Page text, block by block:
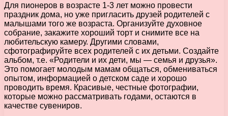
Для пионеров в возрасте 1-3 лет можно провести
праздник дома, но уже пригласить друзей родителей с
малышами того же возраста. Организуйте духовное
собрание, закажите хороший торт и снимите все на
любительскую камеру. Другими словами,
сфотографируйте всех родителей с их детьми. Создайте
альбом, т.е. «Родители и их дети, мы — семья и друзья».
Это помогает молодым мамам общаться, обмениваться
опытом, информацией о детском саде и хорошо
проводить время. Красивые, честные фотографии,
которые можно рассматривать годами, остаются в
качестве сувениров.